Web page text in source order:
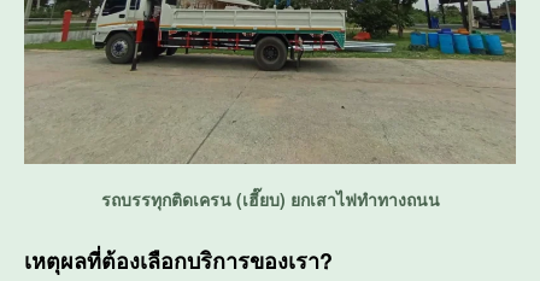
รถบรรทุกติดเครน (เฮี๊ยบ) ยกเสาไฟทำทางถนน
เหตุผลที่ต้องเลือกบริการของเรา?